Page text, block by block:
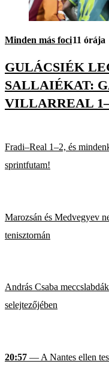
Minden más foci11 órája
GULÁCSIÉK
SALLAIÉKAT:
VILLARREAL
Fradi–Real 1–2, és
sprintfutam!
Marozsán és Medvegyev
tenisztornán
András Csaba
selejtezőjében
20:57 — A Nantes ellen